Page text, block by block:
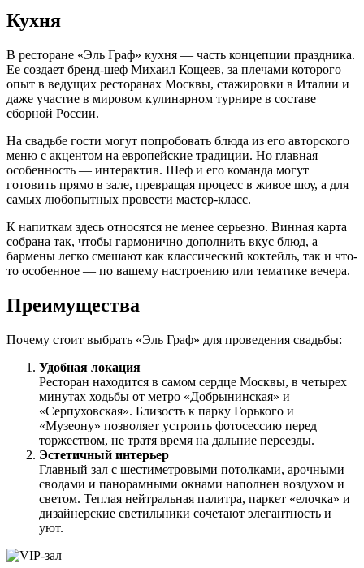
Кухня
В ресторане «Эль Граф» кухня — часть концепции праздника.
Ее создает бренд-шеф Михаил Кощеев, за плечами которого —
опыт в ведущих ресторанах Москвы, стажировки в Италии и
даже участие в мировом кулинарном турнире в составе
сборной России.
На свадьбе гости могут попробовать блюда из его авторского
меню с акцентом на европейские традиции. Но главная
особенность — интерактив. Шеф и его команда могут
готовить прямо в зале, превращая процесс в живое шоу, а для
самых любопытных провести мастер-класс.
К напиткам здесь относятся не менее серьезно. Винная карта
собрана так, чтобы гармонично дополнить вкус блюд, а
бармены легко смешают как классический коктейль, так и что-
то особенное — по вашему настроению или тематике вечера.
Преимущества
Почему стоит выбрать «Эль Граф» для проведения свадьбы:
Удобная локация
Ресторан находится в самом сердце Москвы, в четырех
минутах ходьбы от метро «Добрынинская» и
«Серпуховская». Близость к парку Горького и
«Музеону» позволяет устроить фотосессию перед
торжеством, не тратя время на дальние переезды.
Эстетичный интерьер
Главный зал с шестиметровыми потолками, арочными
сводами и панорамными окнами наполнен воздухом и
светом. Теплая нейтральная палитра, паркет «елочка» и
дизайнерские светильники сочетают элегантность и
уют.